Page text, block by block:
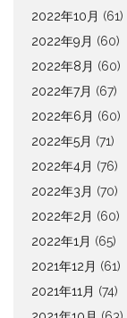
2022年10月 (61)
2022年9月 (60)
2022年8月 (60)
2022年7月 (67)
2022年6月 (60)
2022年5月 (71)
2022年4月 (76)
2022年3月 (70)
2022年2月 (60)
2022年1月 (65)
2021年12月 (61)
2021年11月 (74)